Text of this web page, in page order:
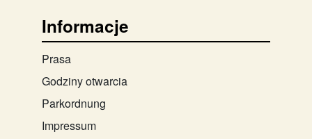
Informacje
Prasa
Godziny otwarcia
Parkordnung
Impressum